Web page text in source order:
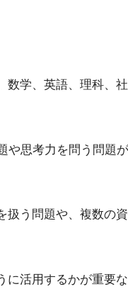
学、英語、理科、
思考力を問う問題
う問題や、複数の
活用するかが重要な